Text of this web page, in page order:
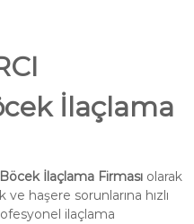
İlaçlama
İlaçlama Firmasıolarak
haşere sorunlarına hızlı
ilaçlama